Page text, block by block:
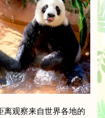
观察来自世界各地的